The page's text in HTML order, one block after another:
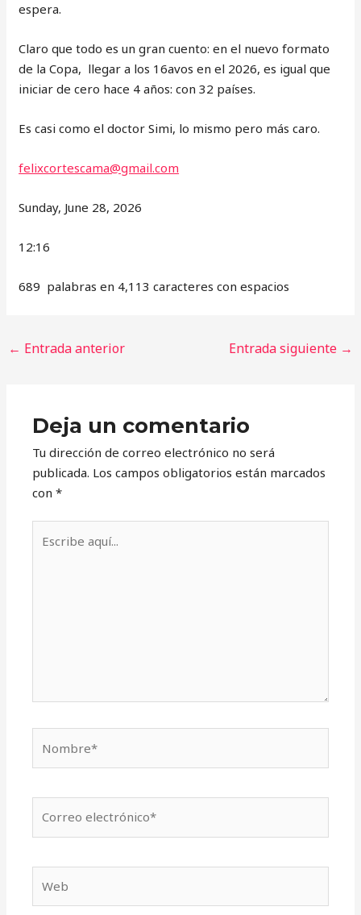
espera.
Claro que todo es un gran cuento: en el nuevo formato
de la Copa, llegar a los 16avos en el 2026, es igual que
iniciar de cero hace 4 años: con 32 países.
Es casi como el doctor Simi, lo mismo pero más caro.
felixcortescama@gmail.com
Sunday, June 28, 2026
12:16
689 palabras en 4,113 caracteres con espacios
← Entrada anterior Entrada siguiente →
Deja un comentario
Tu dirección de correo electrónico no será
publicada. Los campos obligatorios están marcados
con*
aquí...
electrónico*